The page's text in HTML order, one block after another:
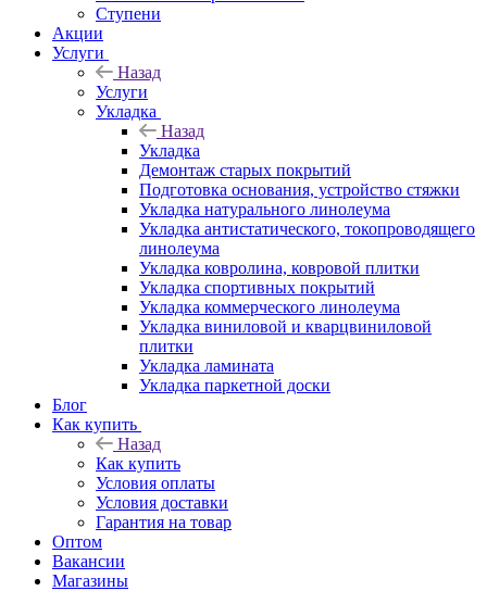
Ступени
Акции
Услуги
Назад
Услуги
Укладка
Назад
Укладка
Демонтаж старых покрытий
Подготовка основания, устройство стяжки
Укладка натурального линолеума
Укладка антистатического, токопроводящего
линолеума
Укладка ковролина, ковровой плитки
Укладка спортивных покрытий
Укладка коммерческого линолеума
Укладка виниловой и кварцвиниловой
плитки
Укладка ламината
Укладка паркетной доски
Блог
Как купить
Назад
Как купить
Условия оплаты
Условия доставки
Гарантия на товар
Оптом
Вакансии
Магазины